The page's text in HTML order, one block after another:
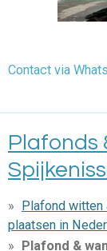
Contact via
Plafonds
Plafond witten
plaatsen in
Plafond &